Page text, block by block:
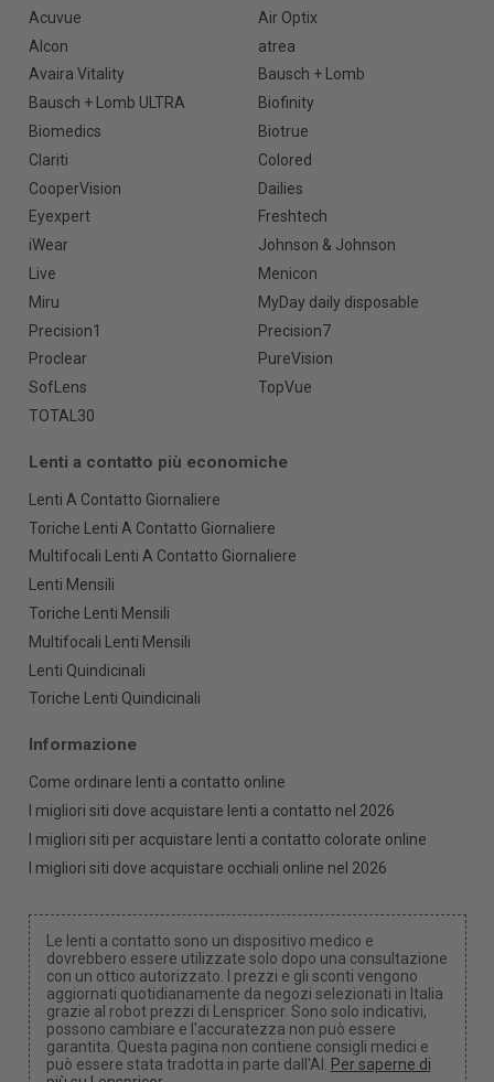
Acuvue
Air Optix
Alcon
atrea
Avaira Vitality
Bausch + Lomb
Bausch + Lomb ULTRA
Biofinity
Biomedics
Biotrue
Clariti
Colored
CooperVision
Dailies
Eyexpert
Freshtech
iWear
Johnson & Johnson
Live
Menicon
Miru
MyDay daily disposable
Precision1
Precision7
Proclear
PureVision
SofLens
TopVue
TOTAL30
Lenti a contatto più economiche
Lenti A Contatto Giornaliere
Toriche Lenti A Contatto Giornaliere
Multifocali Lenti A Contatto Giornaliere
Lenti Mensili
Toriche Lenti Mensili
Multifocali Lenti Mensili
Lenti Quindicinali
Toriche Lenti Quindicinali
Informazione
Come ordinare lenti a contatto online
I migliori siti dove acquistare lenti a contatto nel 2026
I migliori siti per acquistare lenti a contatto colorate online
I migliori siti dove acquistare occhiali online nel 2026
Le lenti a contatto sono un dispositivo medico e
dovrebbero essere utilizzate solo dopo una consultazione
con un ottico autorizzato. I prezzi e gli sconti vengono
aggiornati quotidianamente da negozi selezionati in Italia
grazie al robot prezzi di Lenspricer. Sono solo indicativi,
possono cambiare e l'accuratezza non può essere
garantita. Questa pagina non contiene consigli medici e
può essere stata tradotta in parte dall'AI. Per saperne di